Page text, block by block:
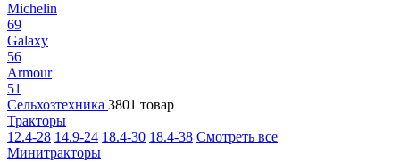
Michelin
69
Galaxy
56
Armour
51
Сельхозтехника 3801 товар
Тракторы
12.4-28 14.9-24 18.4-30 18.4-38 Смотреть все
Минитракторы